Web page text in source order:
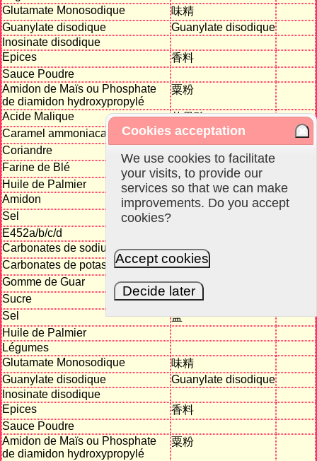
Glutamate Monosodique
味精
Guanylate disodique
Guanylate disodique
Inosinate disodique
Epices
香料
Sauce Poudre
Amidon de Maïs ou Phosphate
de diamidon hydroxypropylé
粟粉
Acide Malique
苹果酸
Caramel ammoniacal
氨基焦糖
Coriandre
香菜
Farine de Blé
麦面粉
Huile de Palmier
Amidon
淀粉
Sel
E452a/b/c/d
Carbonates de sodium
钠碳化物
Carbonates de potassium
钾碳化物
Gomme de Guar
瓜儿豆胶
Sucre
糖
Sel
盐
Huile de Palmier
Légumes
Glutamate Monosodique
味精
Guanylate disodique
Guanylate disodique
Inosinate disodique
Epices
香料
Sauce Poudre
Amidon de Maïs ou Phosphate
de diamidon hydroxypropylé
粟粉
Cookies acceptation
We use cookies to facilitate
your visits, to provide our
services so that we can make
improvements. Do you accept
cookies?
Accept cookies
Decide later